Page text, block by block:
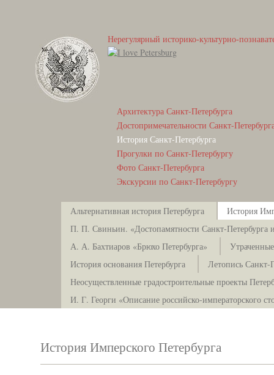
Нерегулярный историко-культурно-
Архитектура Санкт-Петербурга
Достопримечательности Санкт-
История Санкт-Петербурга
Прогулки по Санкт-Петербургу
Фото Санкт-Петербурга
Экскурсии по Санкт-Петербургу
Альтернативная история Петербурга
История
П. П. Свиньин. «Достопамятности Санкт-Петербурга и
А. А. Бахтиаров «Брюхо Петербурга»
История основания Петербурга
Летопись Санкт-
Неосуществленные градостроительные проекты
И. Г. Георги «Описание российско-императорского
История Имперского Петербурга